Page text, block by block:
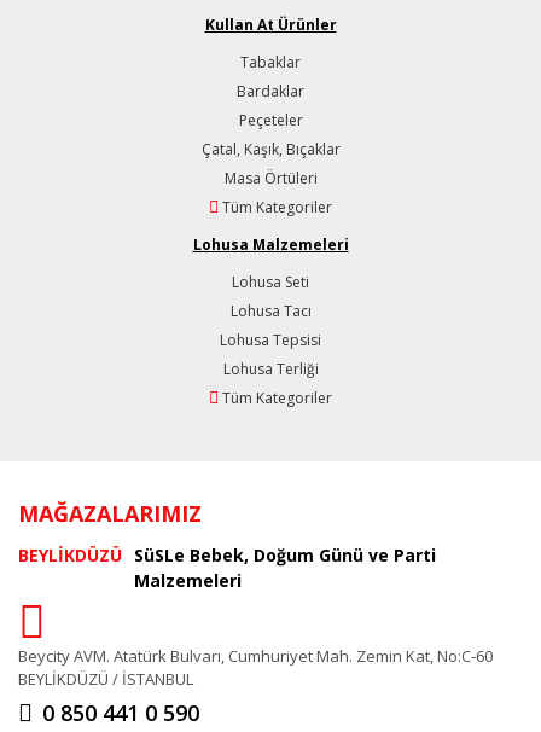
Kullan At Ürünler
Tabaklar
Bardaklar
Peçeteler
Çatal, Kaşık, Bıçaklar
Masa Örtüleri
Tüm Kategoriler
Lohusa Malzemeleri
Lohusa Seti
Lohusa Tacı
Lohusa Tepsisi
Lohusa Terliği
Tüm Kategoriler
MAĞAZALARIMIZ
BEYLİKDÜZÜ SüSLe Bebek, Doğum Günü ve Parti
Malzemeleri
Beycity AVM. Atatürk Bulvarı, Cumhuriyet Mah. Zemin Kat, No:C-60
BEYLİKDÜZÜ / İSTANBUL
0 850 441 0 590